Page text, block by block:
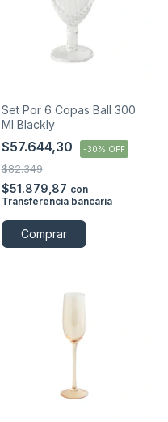
Set Por 6 Copas Ball 300
Ml Blackly
$57.644,30 -30% OFF
$82.349
$51.879,87 con
Transferencia bancaria
Comprar